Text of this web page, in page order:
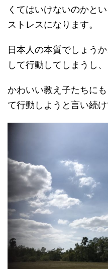
くてはいけないのかと
ストレスになります。
日本人の本質でしょう
して行動してしまうし
かわいい教え子たちに
て行動しようと言い続け